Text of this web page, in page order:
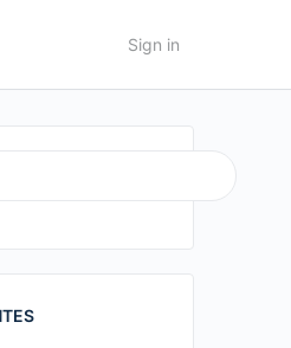
Sign in